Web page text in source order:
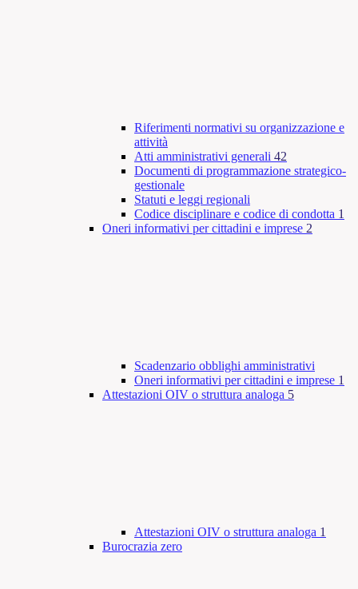
Riferimenti normativi su organizzazione e
attività
Atti amministrativi generali 42
Documenti di programmazione strategico-
gestionale
Statuti e leggi regionali
Codice disciplinare e codice di condotta 1
Oneri informativi per cittadini e imprese 2
Scadenzario obblighi amministrativi
Oneri informativi per cittadini e imprese 1
Attestazioni OIV o struttura analoga 5
Attestazioni OIV o struttura analoga 1
Burocrazia zero